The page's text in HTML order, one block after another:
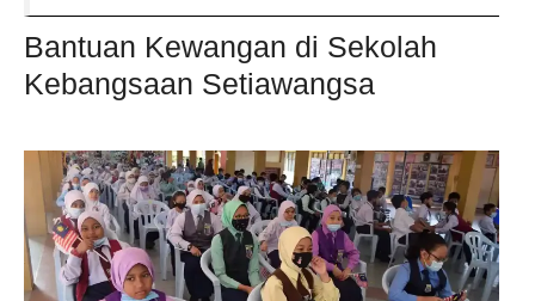
Bantuan Kewangan di Sekolah
Kebangsaan Setiawangsa